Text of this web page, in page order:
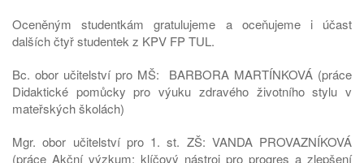
Oceněným studentkám gratulujeme a oceňujeme i účast
dalších čtyř studentek z KPV FP TUL.
Bc. obor učitelství pro MŠ: BARBORA MARTÍNKOVÁ (práce
Didaktické pomůcky pro výuku zdravého životního stylu v
mateřských školách)
Mgr. obor učitelství pro 1. st. ZŠ: VANDA PROVAZNÍKOVÁ
(práce Akční výzkum: klíčový nástroj pro progres a zlepšení